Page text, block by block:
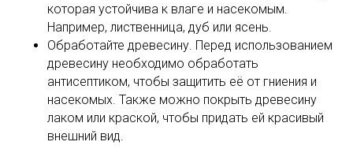
которая устойчива к влаге и насекомым.
Например, лиственница, дуб или ясень.
Обработайте древесину. Перед использованием
древесину необходимо обработать
антисептиком, чтобы защитить её от гниения и
насекомых. Также можно покрыть древесину
лаком или краской, чтобы придать ей красивый
внешний вид.